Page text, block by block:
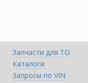
Запчасти для ТО
Каталоги
Запросы по VIN